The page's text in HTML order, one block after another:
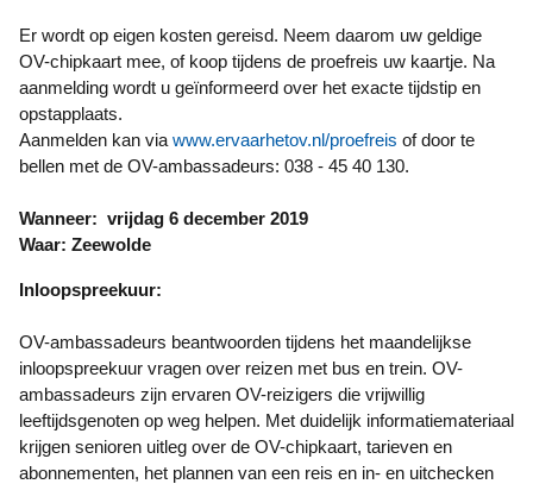
Er wordt op eigen kosten gereisd. Neem daarom uw geldige
OV-chipkaart mee, of koop tijdens de proefreis uw kaartje. Na
aanmelding wordt u geïnformeerd over het exacte tijdstip en
opstapplaats.
Aanmelden kan via www.ervaarhetov.nl/proefreis of door te
bellen met de OV-ambassadeurs: 038 - 45 40 130.
Wanneer: vrijdag 6 december 2019
Waar: Zeewolde
Inloopspreekuur:
OV-ambassadeurs beantwoorden tijdens het maandelijkse
inloopspreekuur vragen over reizen met bus en trein. OV-
ambassadeurs zijn ervaren OV-reizigers die vrijwillig
leeftijdsgenoten op weg helpen. Met duidelijk informatiemateriaal
krijgen senioren uitleg over de OV-chipkaart, tarieven en
abonnementen, het plannen van een reis en in- en uitchecken